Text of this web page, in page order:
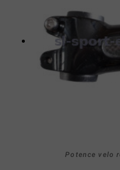
Potence velo